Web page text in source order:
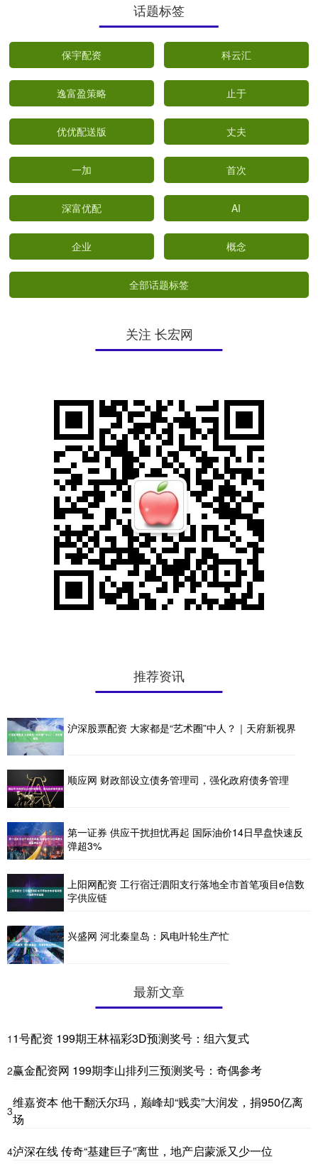
话题标签
保宇配资 科云汇
逸富盈策略 止于
优优配送版 丈夫
一加 首次
深富优配 AI
企业 概念
全部话题标签
关注 长宏网
推荐资讯
沪深股票配资 大家都是“艺术圈”中人？｜天府新视界
顺应网 财政部设立债务管理司，强化政府债务管理
第一证券 供应干扰担忧再起 国际油价14日早盘快速反
弹超3%
上阳网配资 工行宿迁泗阳支行落地全市首笔项目e信数
字供应链
兴盛网 河北秦皇岛：风电叶轮生产忙
最新文章
1 1号配资 199期王林福彩3D预测奖号：组六复式
2赢金配资网 199期李山排列三预测奖号：奇偶参考
3
维嘉资本 他干翻沃尔玛，巅峰却“贱卖”大润发，捐950亿离
场
4泸深在线 传奇“基建巨子”离世，地产启蒙派又少一位